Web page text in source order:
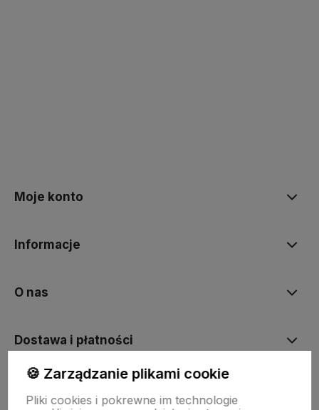
Moje konto
Informacje
O nas
Dostawa i płatności
🍪 Zarządzanie plikami cookie
Pliki cookies i pokrewne im technologie